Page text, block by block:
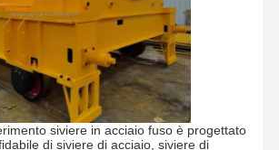
siviere in acciaio fuso è progettato
di siviere di acciaio, siviere di